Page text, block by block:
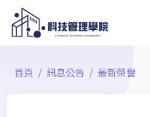
首頁 訊息公告 最新榮譽